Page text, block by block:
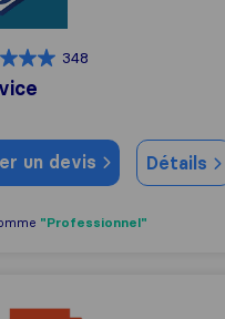
348
un devis Détails
"Professionnel"